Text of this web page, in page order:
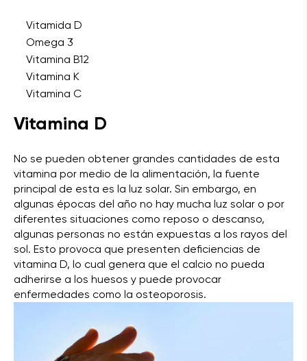
Vitamida D
Omega 3
Vitamina B12
Vitamina K
Vitamina C
Vitamina D
No se pueden obtener grandes cantidades de esta
vitamina por medio de la alimentación, la fuente
principal de esta es la luz solar. Sin embargo, en
algunas épocas del año no hay mucha luz solar o por
diferentes situaciones como reposo o descanso,
algunas personas no están expuestas a los rayos del
sol. Esto provoca que presenten deficiencias de
vitamina D, lo cual genera que el calcio no pueda
adherirse a los huesos y puede provocar
enfermedades como la osteoporosis.